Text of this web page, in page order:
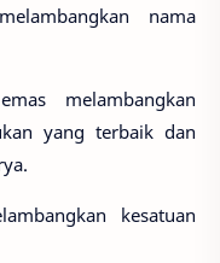
nama
melambangkan
yang terbaik dan
kesatuan